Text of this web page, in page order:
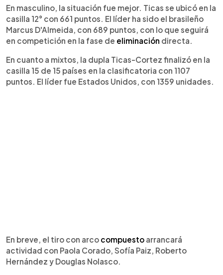
En masculino, la situación fue mejor. Ticas se ubicó en la
casilla 12° con 661 puntos. El líder ha sido el brasileño
Marcus D'Almeida, con 689 puntos, con lo que seguirá
en competición en la fase de eliminación directa.
En cuanto a mixtos, la dupla Ticas-Cortez finalizó en la
casilla 15 de 15 países en la clasificatoria con 1107
puntos. El líder fue Estados Unidos, con 1359 unidades.
En breve, el tiro con arco compuesto arrancará
actividad con Paola Corado, Sofía Paiz, Roberto
Hernández y Douglas Nolasco.